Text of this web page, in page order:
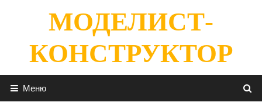
содержимомуМОДЕЛИСТ-
КОНСТРУКТОР
Меню